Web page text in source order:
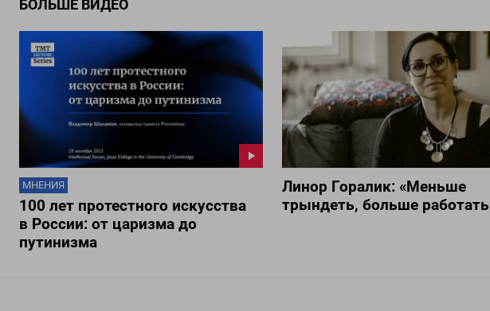
БОЛЬШЕ ВИДЕО
МНЕНИЯ
100 лет протестного искусства
в России: от царизма до
путинизма
Линор Горалик: «Меньше
трындеть, больше